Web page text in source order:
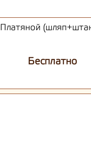
Платяной
Бесплатно